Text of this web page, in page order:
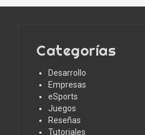
Categorías
Desarrollo
Empresas
eSports
Juegos
Reseñas
Tutoriales